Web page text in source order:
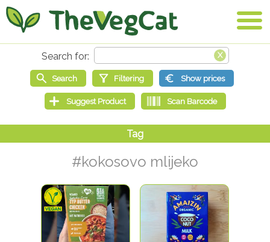
#kokosovo mlijeko